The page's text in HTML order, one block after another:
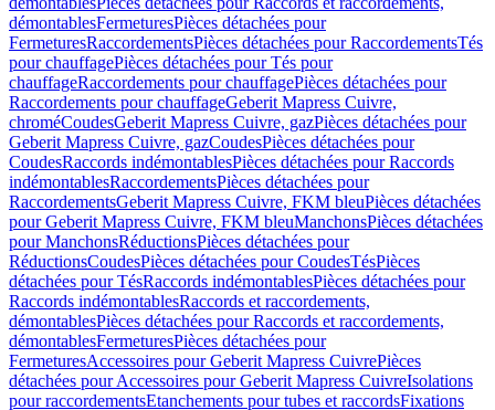
démontablesFermeturesPièces détachées pour
FermeturesRaccordementsPièces détachées pour RaccordementsTés
pour chauffagePièces détachées pour Tés pour
chauffageRaccordements pour chauffagePièces détachées pour
Raccordements pour chauffageGeberit Mapress Cuivre,
chroméCoudesGeberit Mapress Cuivre, gazPièces détachées pour
Geberit Mapress Cuivre, gazCoudesPièces détachées pour
CoudesRaccords indémontablesPièces détachées pour Raccords
indémontablesRaccordementsPièces détachées pour
RaccordementsGeberit Mapress Cuivre, FKM bleuPièces détachées
pour Geberit Mapress Cuivre, FKM bleuManchonsPièces détachées
pour ManchonsRéductionsPièces détachées pour
RéductionsCoudesPièces détachées pour CoudesTésPièces
détachées pour TésRaccords indémontablesPièces détachées pour
Raccords indémontablesRaccords et raccordements,
démontablesPièces détachées pour Raccords et raccordements,
démontablesFermeturesPièces détachées pour
FermeturesAccessoires pour Geberit Mapress CuivrePièces
détachées pour Accessoires pour Geberit Mapress CuivreIsolations
pour raccordementsEtanchements pour tubes et raccordsFixations